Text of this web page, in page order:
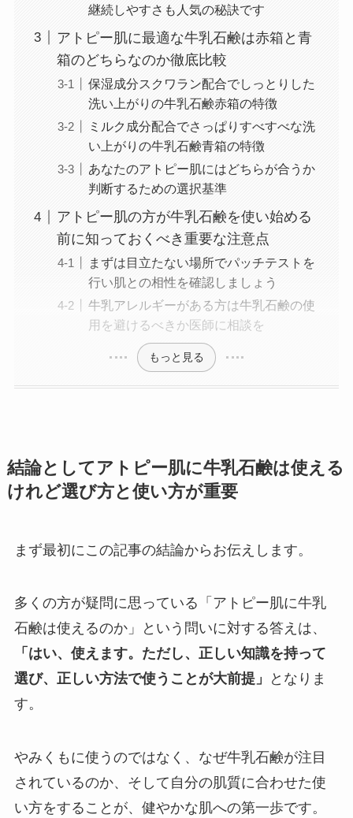
継続しやすさも人気の秘訣です
アトピー肌に最適な牛乳石鹸は赤箱と青
箱のどちらなのか徹底比較
保湿成分スクワラン配合でしっとりした
洗い上がりの牛乳石鹸赤箱の特徴
ミルク成分配合でさっぱりすべすべな洗
い上がりの牛乳石鹸青箱の特徴
あなたのアトピー肌にはどちらが合うか
判断するための選択基準
アトピー肌の方が牛乳石鹸を使い始める
前に知っておくべき重要な注意点
まずは目立たない場所でパッチテストを
行い肌との相性を確認しましょう
牛乳アレルギーがある方は牛乳石鹸の使
用を避けるべきか医師に相談を
もっと見る
結論としてアトピー肌に牛乳石鹸は使える
けれど選び方と使い方が重要
まず最初にこの記事の結論からお伝えします。
多くの方が疑問に思っている「アトピー肌に牛乳
石鹸は使えるのか」という問いに対する答えは、
「はい、使えます。ただし、正しい知識を持って
選び、正しい方法で使うことが大前提」
となりま
す。
やみくもに使うのではなく、なぜ牛乳石鹸が注目
されているのか、そして自分の肌質に合わせた使
い方をすることが、健やかな肌への第一歩です。